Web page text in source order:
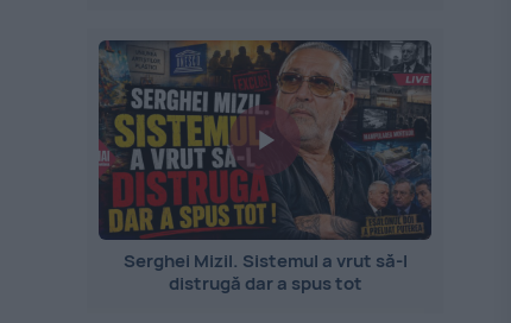
Serghei Mizil. Sistemul a vrut să-l
distrugă dar a spus tot